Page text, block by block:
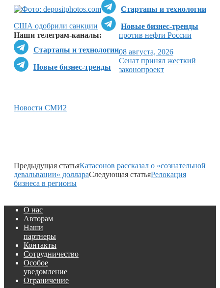
Стартапы и технологии
Новые бизнес-тренды
Наши телеграм-каналы:
Стартапы и технологии
Новые бизнес-тренды
США одобрили санкции
против нефти России
08 августа, 2026
Сенат принял жесткий
законопроект
Новости СМИ2
Предыдущая статьяКатасонов рассказал о «сознательной
девальвации» доллараСледующая статьяРелокация
бизнеса в регионы
О нас
Авторам
Наши
партнеры
Контакты
Сотрудничество
Особое
уведомление
Ограничение